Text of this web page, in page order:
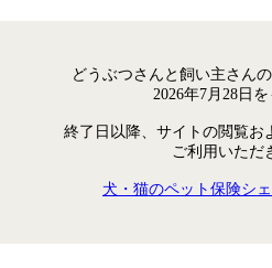
どうぶつさんと飼い主さん
2026年7月28日
終了日以降、サイトの閲覧お
ご利用いただ
犬・猫のペット保険シ